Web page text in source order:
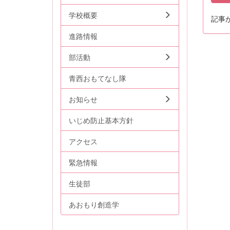
記事
学校概要
進路情報
部活動
青西おもてなし隊
お知らせ
いじめ防止基本方針
アクセス
緊急情報
生徒部
あおもり創造学